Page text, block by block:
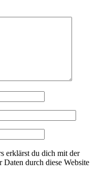
erklärst du dich mit der
Daten durch diese Website